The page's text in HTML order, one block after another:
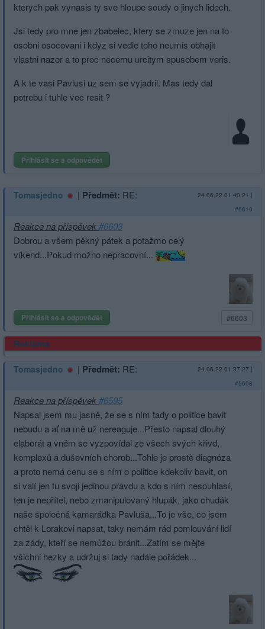
kterych pak vynasis ty sve hloupe soudy o jinych lidech.
Jsi tedy pro mne jen zbabelec, ktery se zmuze jen na to
osobni osocovani i kdyz si vedle toho neumis obhajit
vlastni nazor a to proc necemu urcitym spusobem veris.
A k te vasi Pavlusi uz sem se vyjadril. Mas tedy dal
potrebu i tuhle vec resit ?
Přihlásit se a odpovědět
Tomasjedno | Předmět: RE: 24.06.22 01:40:21 |
#6610
Reakce na příspěvek#6603
Dobrou a všem pěkný pátek a potažmo celý
víkend...Pokud možno nepracovní...
Přihlásit se a odpovědět #6603
Reklama
Tomasjedno | Předmět: RE: 24.06.22 01:37:27 |
#6608
Reakce na příspěvek#6595
Napsal jsem mu jasně, že se s ním tady o politice bavit
nebudu a ať na mě už nereaguje...Přesto napsal dlouhý
elaborát a vněm se vyzpovídal ze všech svých křivd,
komplexů a duševních chorob...Tohle je prostě diagnóza
a proto nemá cenu se s ním o politice kdekoliv bavit, on
si valí jen tu svoji jedinou pravdu a kdo s ním nesouhlasí,
ten je nepřítel, nebo zmanipulovaný hlupák, jako chudák
naše společná kamarádka Pavluša...To je vše, co jsem
chtěl k Lorakovi napsat, taky nemám rád pomlouvání lidí
za zády, kteří se nemůžou bránit...Zatím se mějte
všichni hezky a udržuj si tady nadále pořádek...